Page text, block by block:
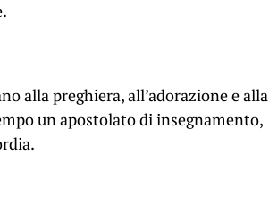
alla preghiera, all’adorazione e alla
un apostolato di insegnamento,